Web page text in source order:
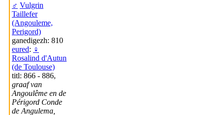
♂ Vulgrin
Taillefer
(Angouleme,
Perigord)
ganedigezh: 810
eured: ♀
Rosalind d'Autun
(de Toulouse)
titl: 866 - 886,
graaf van
Angoulême en de
Périgord Conde
de Angulema,